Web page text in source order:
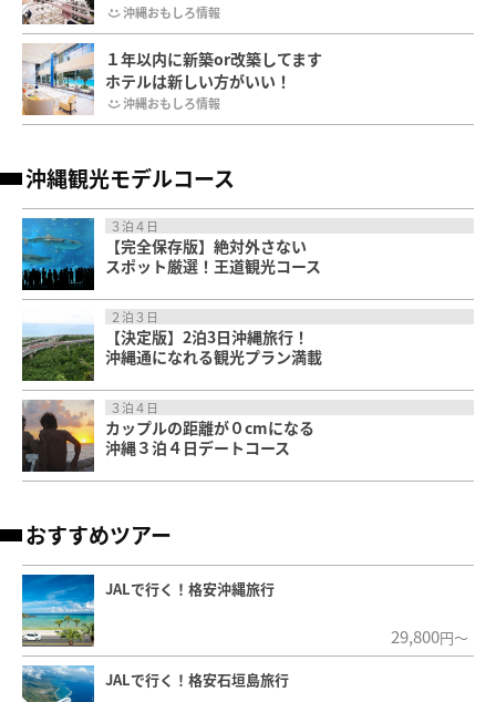
沖縄おもしろ情報
１年以内に新築or改築してます
ホテルは新しい方がいい！
沖縄おもしろ情報
沖縄観光モデルコース
３泊４日
【完全保存版】絶対外さない
スポット厳選！王道観光コース
２泊３日
【決定版】2泊3日沖縄旅行！
沖縄通になれる観光プラン満載
３泊４日
カップルの距離が０cmになる
沖縄３泊４日デートコース
おすすめツアー
JALで行く！格安沖縄旅行
29,800円～
JALで行く！格安石垣島旅行